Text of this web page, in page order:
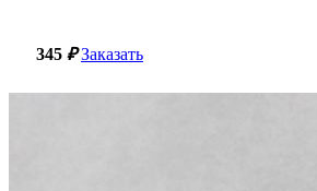
345 ₽ Заказать